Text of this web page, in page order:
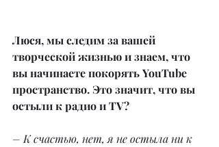
Люся, мы следим за вашей
творческой жизнью и знаем, что
вы начинаете покорять YouTube
пространство. Это значит, что вы
остыли к радио и TV?
– К счастью, нет, я не остыла ни к